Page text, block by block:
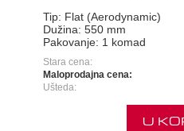
Tip: Flat (Aerodynamic)
Dužina: 550 mm
Pakovanje: 1 komad
Stara cena:
Maloprodajna cena:
Ušteda:
U